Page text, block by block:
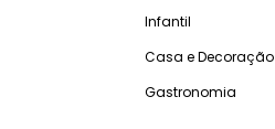
Infantil
Casa e Decoração
Gastronomia